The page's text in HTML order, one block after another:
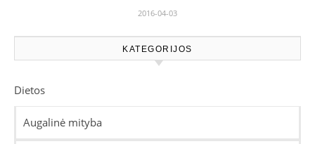
2016-04-03
KATEGORIJOS
Dietos
Augalinė mityba